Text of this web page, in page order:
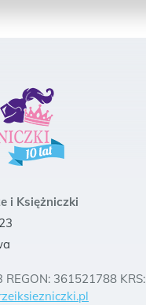
i Księżniczki
361521788 KRS: